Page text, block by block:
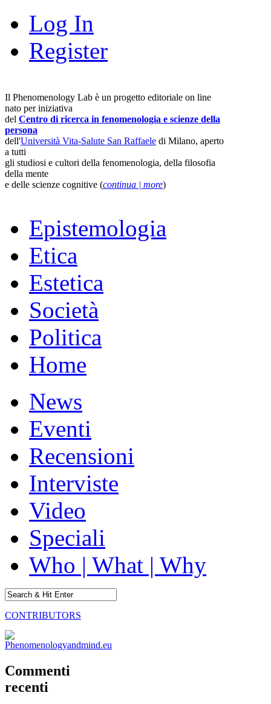
Log In
Register
Il Phenomenology Lab è un progetto editoriale on line
nato per iniziativa
del Centro di ricerca in fenomenologia e scienze della
persona
dell'Università Vita-Salute San Raffaele di Milano, aperto
a tutti
gli studiosi e cultori della fenomenologia, della filosofia
della mente
e delle scienze cognitive (continua | more)
Epistemologia
Etica
Estetica
Società
Politica
Home
News
Eventi
Recensioni
Interviste
Video
Speciali
Who | What | Why
CONTRIBUTORS
Commenti
recenti